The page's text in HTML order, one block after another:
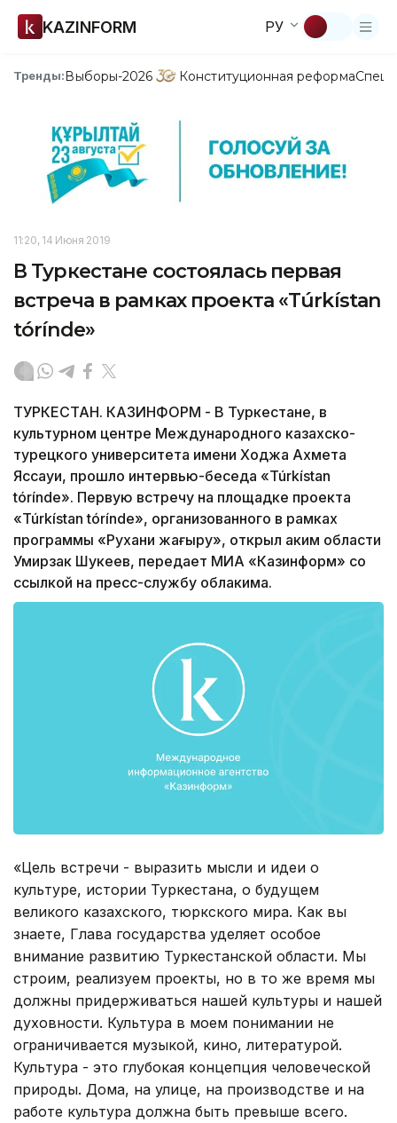
KAZINFORM РУ
Тренды:Выборы-2026 Конституционная реформа
11:20, 14 Июня 2019
В Туркестане состоялась первая
встреча в рамках проекта «Túrkístan
tórínde»
ТУРКЕСТАН. КАЗИНФОРМ - В Туркестане, в
культурном центре Международного казахско-
турецкого университета имени Ходжа Ахмета
Яссауи, прошло интервью-беседа «Túrkístan
tórínde». Первую встречу на площадке проекта
«Túrkístan tórínde», организованного в рамках
программы «Рухани жаңғыру», открыл аким области
Умирзак Шукеев, передает МИА «Казинформ» со
ссылкой на пресс-службу облакима.
«Цель встречи - выразить мысли и идеи о
культуре, истории Туркестана, о будущем
великого казахского, тюркского мира. Как вы
знаете, Глава государства уделяет особое
внимание развитию Туркестанской области. Мы
строим, реализуем проекты, но в то же время мы
должны придерживаться нашей культуры и нашей
духовности. Культура в моем понимании не
ограничивается музыкой, кино, литературой.
Культура - это глубокая концепция человеческой
природы. Дома, на улице, на производстве и на
работе культура должна быть превыше всего.